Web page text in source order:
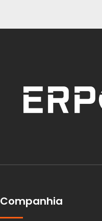
Companhia